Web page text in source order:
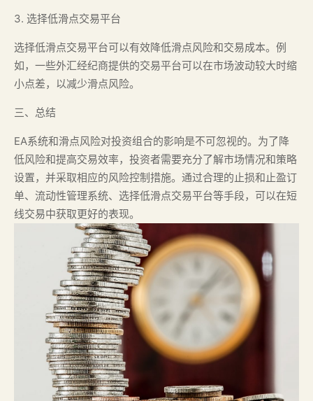
3. 选择低滑点交易平台
选择低滑点交易平台可以有效降低滑点风险和交易成本。例
如，一些外汇经纪商提供的交易平台可以在市场波动较大时缩
小点差，以减少滑点风险。
三、总结
EA系统和滑点风险对投资组合的影响是不可忽视的。为了降
低风险和提高交易效率，投资者需要充分了解市场情况和策略
设置，并采取相应的风险控制措施。通过合理的止损和止盈订
单、流动性管理系统、选择低滑点交易平台等手段，可以在短
线交易中获取更好的表现。